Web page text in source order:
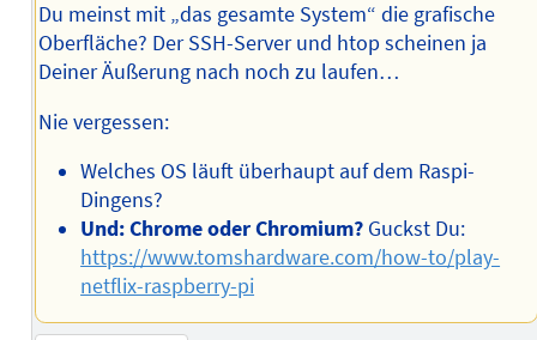
Du meinst mit „das gesamte System“ die grafische
Oberfläche? Der SSH-Server und htop scheinen ja
Deiner Äußerung nach noch zu laufen…
Nie vergessen:
Welches OS läuft überhaupt auf dem Raspi-
Dingens?
Und: Chrome oder Chromium? Guckst Du:
https://www.tomshardware.com/how-to/play-
netflix-raspberry-pi